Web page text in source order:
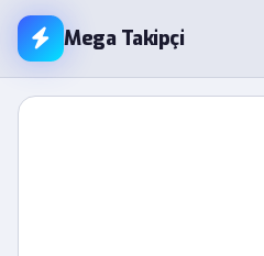
Mega Takipçi